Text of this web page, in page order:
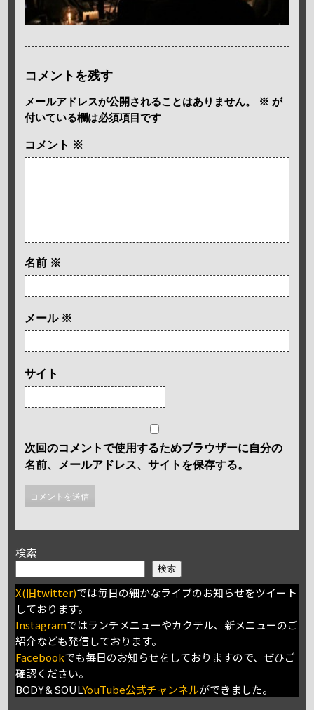
コメントを残す
メールアドレスが公開されることはありません。 ※ が
付いている欄は必須項目です
コメント ※
名前 ※
メール ※
サイト
次回のコメントで使用するためブラウザーに自分の
名前、メールアドレス、サイトを保存する。
検索
検索
X(旧twitter)では毎日の細かなライブのお知らせをツイート
しております。
Instagramではランチメニューやカクテル、新メニューのご
紹介なども発信しております。
Facebookでも毎日のお知らせをしておりますので、ぜひご
確認ください。
BODY＆SOULYouTube公式チャンネルができました。